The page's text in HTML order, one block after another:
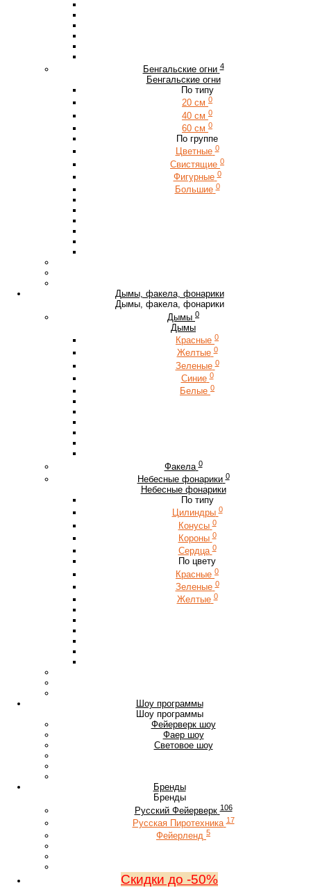
Бенгальские огни 4
Бенгальские огни
По типу
20 см 0
40 см 0
60 см 0
По группе
Цветные 0
Свистящие 0
Фигурные 0
Большие 0
Дымы, факела, фонарики
Дымы, факела, фонарики
Дымы 0
Дымы
Красные 0
Желтые 0
Зеленые 0
Синие 0
Белые 0
Факела 0
Небесные фонарики 0
Небесные фонарики
По типу
Цилиндры 0
Конусы 0
Короны 0
Сердца 0
По цвету
Красные 0
Зеленые 0
Желтые 0
Шоу программы
Шоу программы
Фейерверк шоу
Фаер шоу
Световое шоу
Бренды
Бренды
Русский Фейерверк 106
Русская Пиротехника 17
Фейерленд 5
Скидки до -50%